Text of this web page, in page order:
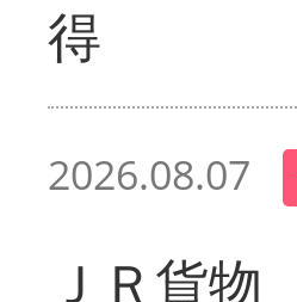
得
2026.08.07
ＪＲ貨